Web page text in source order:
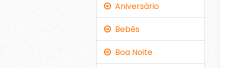
Aniversário
Bebês
Boa Noite